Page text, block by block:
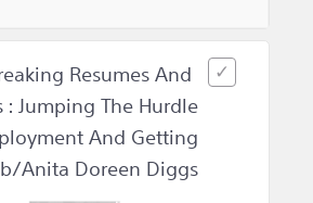
Resumes And
Jumping The Hurdle
And Getting
Anita Doreen Diggs.